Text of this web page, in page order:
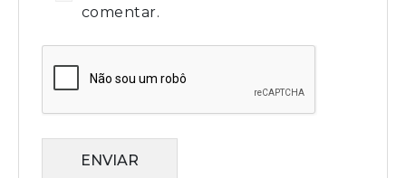
comentar.
ENVIAR